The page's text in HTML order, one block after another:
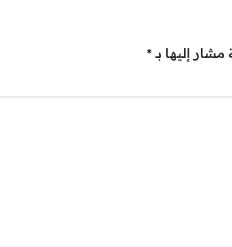
مشار إليها بـ*